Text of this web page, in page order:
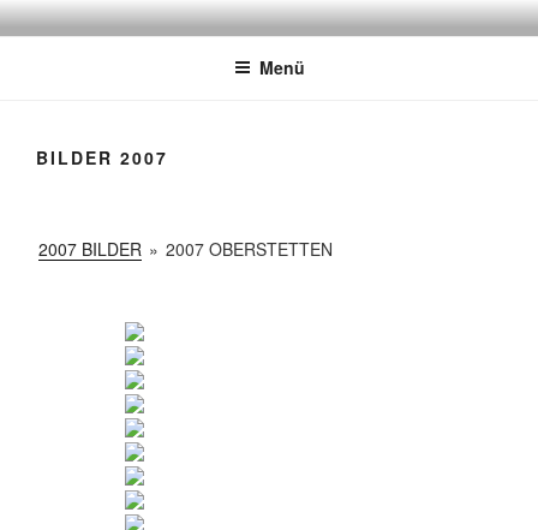
Zum
InhaltGAI-HEXEN
Der Narrenverein stellt sich vor!
Menü
BILDER 2007
2007 BILDER » 2007 OBERSTETTEN